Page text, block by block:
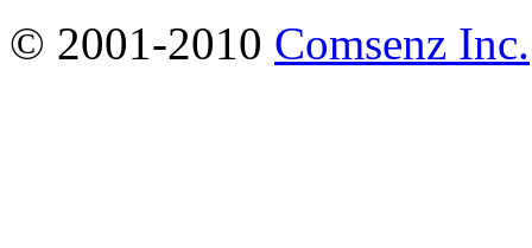
© 2001-2010 Comsenz Inc.